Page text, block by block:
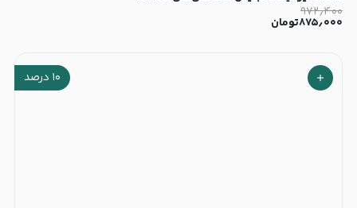
۹۷۲٫۴۰۰
۸۷۵٫۰۰۰تومان
۱۰ درصد